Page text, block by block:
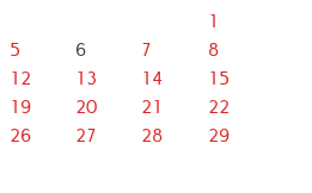
1
5 6 7
8
12 13 14
15
19 20 21
22
26 27 28
29